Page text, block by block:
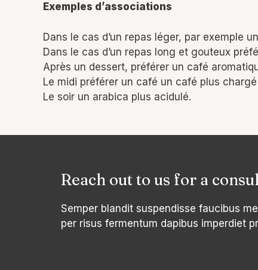
Exemples d’associations
Dans le cas d’un repas léger, par exemple
Dans le cas d’un repas long et gouteux
Après un dessert, préférer un café
Le midi préférer un café un café plus
Le soir un arabica plus acidulé.
Reach out to us for a
Semper blandit suspendisse faucibus
per risus fermentum dapibus imperdiet